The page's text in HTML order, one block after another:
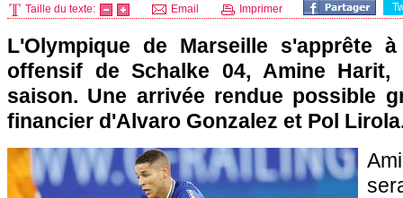
Taille du texte: Email Imprimer
L'Olympique de Marseille s'apprête
offensif de Schalke 04, Amine
saison. Une arrivée rendue possible
financier d'Alvaro Gonzalez et Pol